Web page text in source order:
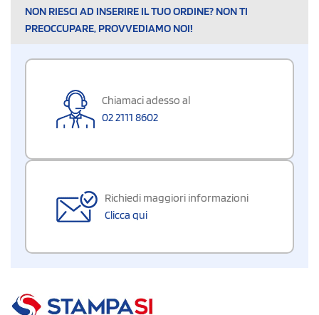
NON RIESCI AD INSERIRE IL TUO ORDINE? NON TI
PREOCCUPARE, PROVVEDIAMO NOI!
Chiamaci adesso al
02 2111 8602
Richiedi maggiori informazioni
Clicca qui